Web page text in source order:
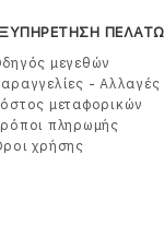
μεγεθών
- Αλλαγές
μεταφορικών
πληρωμής
χρήσης